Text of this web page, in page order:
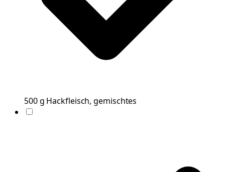
500g Hackfleisch, gemischtes